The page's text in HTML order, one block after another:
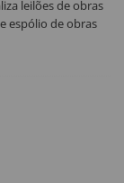
leilões de obras
espólio de obras